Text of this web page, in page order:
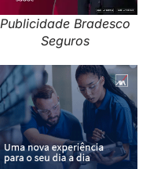
Publicidade Bradesco
Seguros